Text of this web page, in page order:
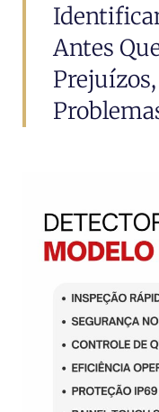
Antes